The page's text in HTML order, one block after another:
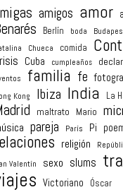
amigos amor
Berlín boda
Chueca comida
Cuba cumpleaños
familia fe
Kong Ibiza India La
maltrato Mario
pareja París Pi
religión
Valentín
sexo slums
Victoriano Óscar